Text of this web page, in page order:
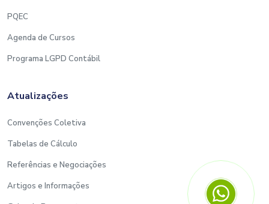
PQEC
Agenda de Cursos
Programa LGPD Contábil
Atualizações
Convenções Coletiva
Tabelas de Cálculo
Referências e Negociações
Artigos e Informações